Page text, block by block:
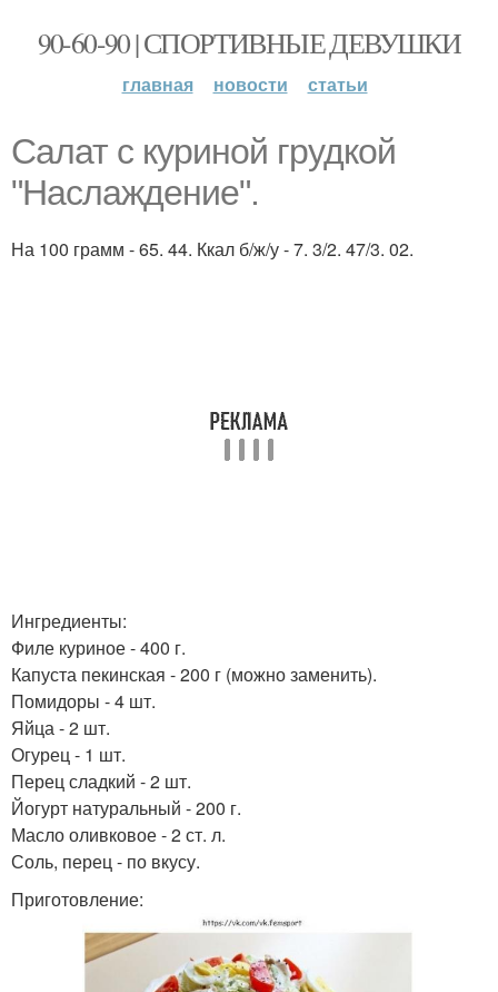
90-60-90 | СПОРТИВНЫЕ ДЕВУШКИ
главная новости статьи
Салат с куриной грудкой
"Наслаждение".
На 100 грамм - 65. 44. Ккал б/ж/у - 7. 3/2. 47/3. 02.
Ингредиенты:
Филе куриное - 400 г.
Капуста пекинская - 200 г (можно заменить).
Помидоры - 4 шт.
Яйца - 2 шт.
Огурец - 1 шт.
Перец сладкий - 2 шт.
Йогурт натуральный - 200 г.
Масло оливковое - 2 ст. л.
Соль, перец - по вкусу.
Приготовление: